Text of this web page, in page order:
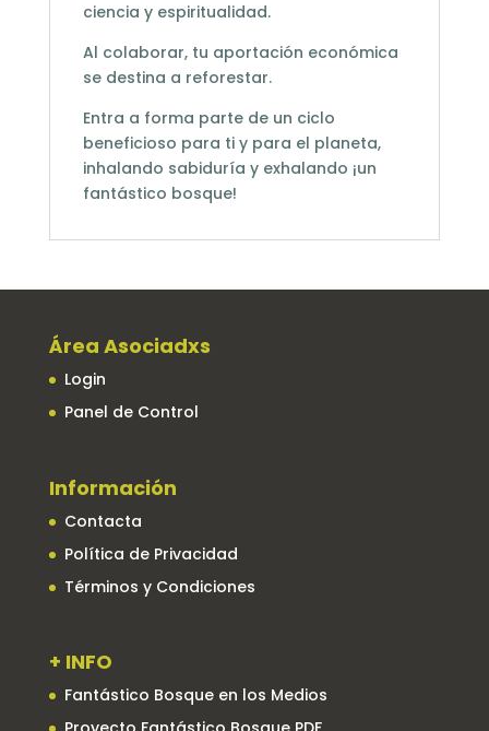
ciencia y espiritualidad.
Al colaborar, tu aportación económica
se destina a reforestar.
Entra a forma parte de un ciclo
beneficioso para ti y para el planeta,
inhalando sabiduría y exhalando ¡un
fantástico bosque!
Área Asociadxs
Login
Panel de Control
Información
Contacta
Política de Privacidad
Términos y Condiciones
+ INFO
Fantástico Bosque en los Medios